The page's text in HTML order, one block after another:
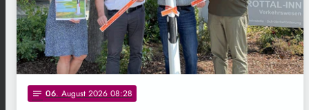
notes 06. August 2026 08:28